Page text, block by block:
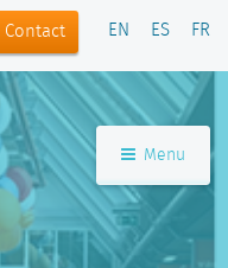
Contact EN ES FR
Menu